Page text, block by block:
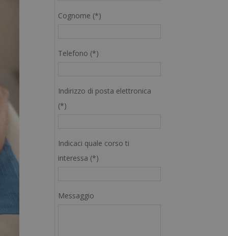
Cognome (*)
Telefono (*)
Indirizzo di posta elettronica
(*)
Indicaci quale corso ti
interessa (*)
Messaggio